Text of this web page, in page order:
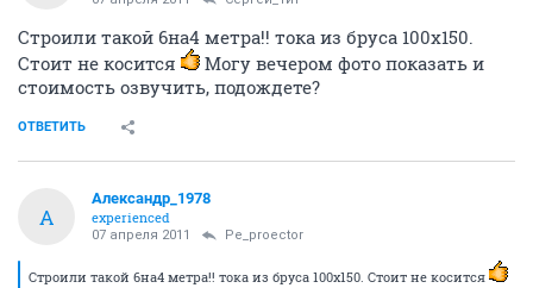
Строили такой 6на4 метра!! тока из бруса 100х150.
Стоит не косится
Могу вечером фото показать и
стоимость озвучить, подождете?
ОТВЕТИТЬ
А
Александр_1978
experienced
07 апреля 2011 Pe_proector
Строили такой 6на4 метра!! тока из бруса 100х150. Стоит не косится